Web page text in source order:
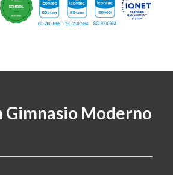
Gimnasio Moderno